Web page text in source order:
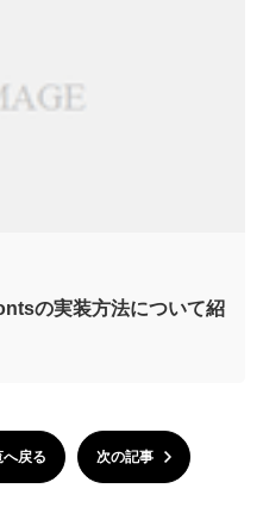
の実装方法について紹
戻る 次の記事